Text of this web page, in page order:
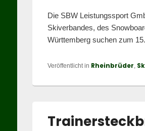
Die SBW Leistungssport
Skiverbandes, des
Württemberg suchen zum
Veröffentlicht in Rheinbrüder,